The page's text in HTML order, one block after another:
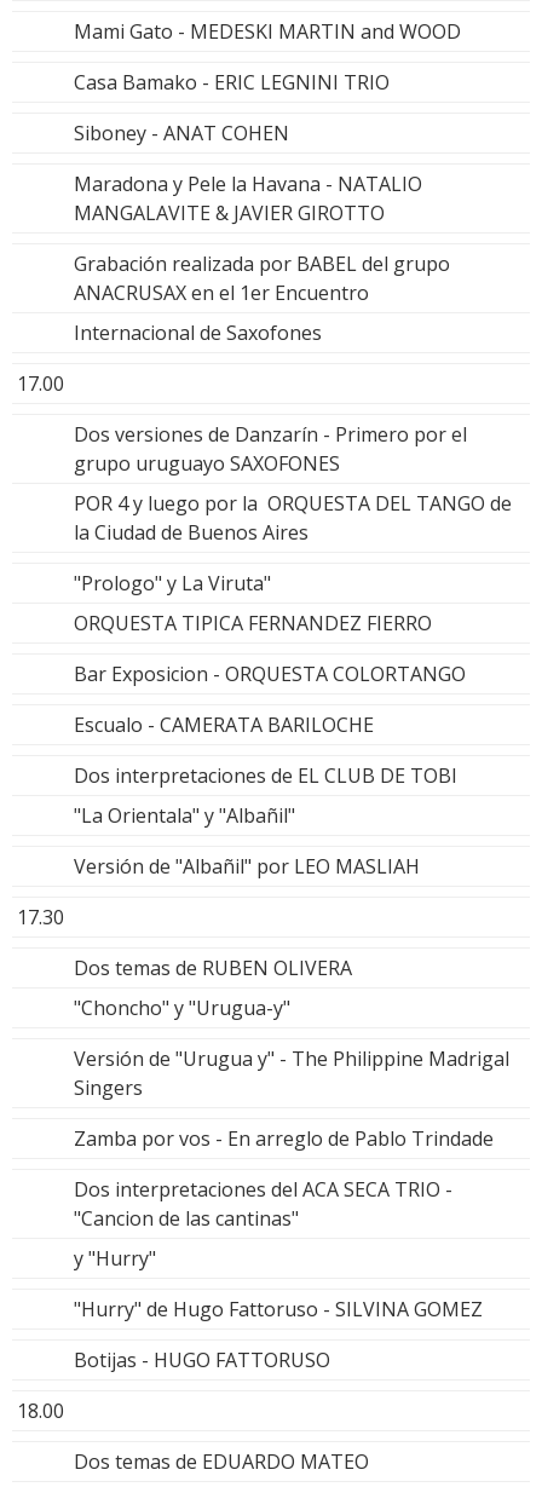
Mami Gato - MEDESKI MARTIN and WOOD
Casa Bamako - ERIC LEGNINI TRIO
Siboney - ANAT COHEN
Maradona y Pele la Havana - NATALIO
MANGALAVITE & JAVIER GIROTTO
Grabación realizada por BABEL del grupo
ANACRUSAX en el 1er Encuentro
Internacional de Saxofones
17.00
Dos versiones de Danzarín - Primero por el
grupo uruguayo SAXOFONES
POR 4 y luego por la ORQUESTA DEL TANGO de
la Ciudad de Buenos Aires
"Prologo" y La Viruta"
ORQUESTA TIPICA FERNANDEZ FIERRO
Bar Exposicion - ORQUESTA COLORTANGO
Escualo - CAMERATA BARILOCHE
Dos interpretaciones de EL CLUB DE TOBI
"La Orientala" y "Albañil"
Versión de "Albañil" por LEO MASLIAH
17.30
Dos temas de RUBEN OLIVERA
"Choncho" y "Urugua-y"
Versión de "Urugua y" - The Philippine Madrigal
Singers
Zamba por vos - En arreglo de Pablo Trindade
Dos interpretaciones del ACA SECA TRIO -
"Cancion de las cantinas"
y "Hurry"
"Hurry" de Hugo Fattoruso - SILVINA GOMEZ
Botijas - HUGO FATTORUSO
18.00
Dos temas de EDUARDO MATEO